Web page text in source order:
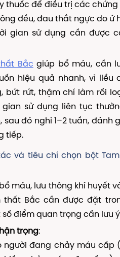
thuốc để điều trị các chứng
đều, đau thắt ngực do ứ
gian sử dụng cần được
Bắc giúp bổ máu, cần
hiệu quả nhanh, vì liều
bứt rứt, thậm chí làm rối
gian sử dụng liên tục
sau đó nghỉ 1–2 tuần, đánh
tiếp.
và tiêu chí chọn bột
máu, lưu thông khí huyết
thất Bắc cần được đặt
số điểm quan trọng cần lưu
trọng:
người đang chảy máu cấp